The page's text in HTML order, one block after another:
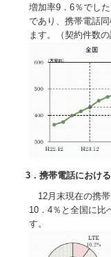
増加率9．6％でし
であり、携帯電話
ます。（契約件数
3．携帯電話におけ
12月末現在の携帯
10．4％と全国に比
す。